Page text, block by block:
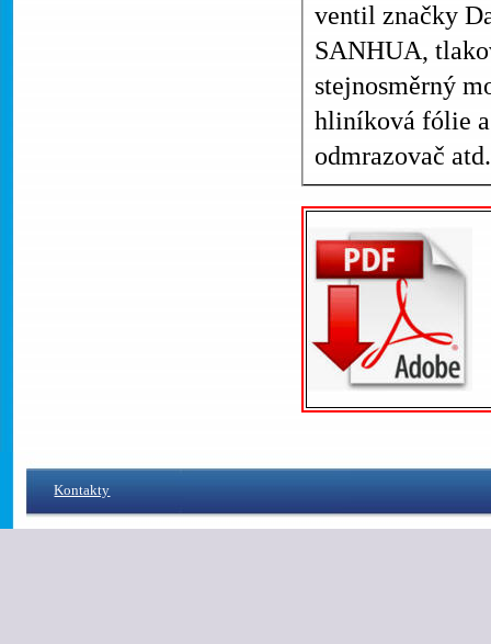
ventil značky
SANHUA,
stejnosměrný
hliníková fólie
odmrazovač atd.
Kontakty